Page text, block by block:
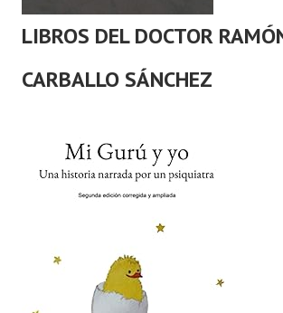
LIBROS DEL DOCTOR
CARBALLO SÁNCHEZ